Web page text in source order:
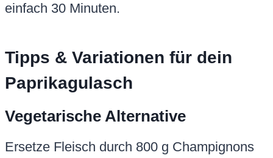
einfach 30 Minuten.
Tipps & Variationen für dein
Paprikagulasch
Vegetarische Alternative
Ersetze Fleisch durch 800 g Champignons